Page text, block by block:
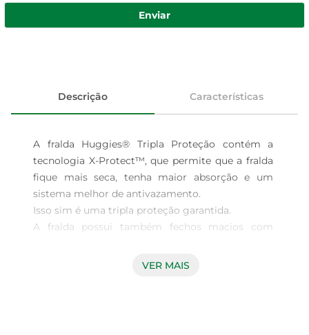
Enviar
Descrição Características
A fralda Huggies® Tripla Proteção contém a
tecnologia X-Protect™, que permite que a fralda
fique mais seca, tenha maior absorção e um
sistema melhor de antivazamento.
Isso sim é uma tripla proteção garantida.
A fralda possui também fechos macios com
VER MAIS